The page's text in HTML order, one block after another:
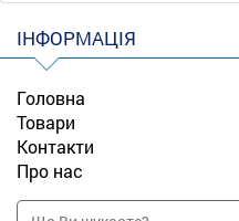
ІНФОРМАЦІЯ
Головна
Товари
Контакти
Про нас